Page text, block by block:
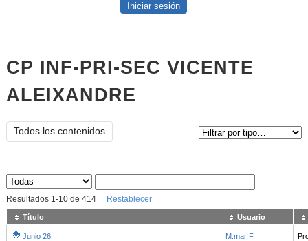
Iniciar sesión
CP INF-PRI-SEC VICENTE
ALEIXANDRE
Todos los contenidos
Sus archivos
Resultados 1 -10de 414 Restablecer
Título Usuario
Junio 26 M.mar F.